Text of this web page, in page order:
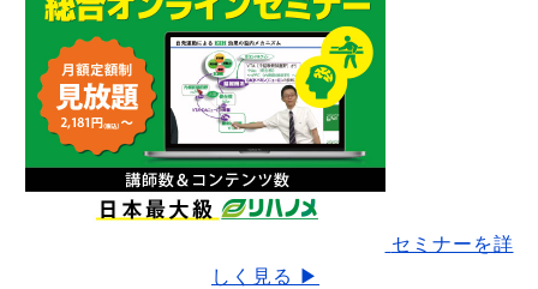
セミナーを詳
しく見る ▶